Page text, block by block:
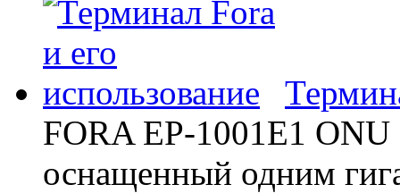
FORA EP-1001E1 ONU
оснащенный одним